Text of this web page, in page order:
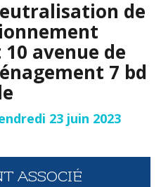
de
avenue de
7 bd
23 juin 2023
ASSOCIÉ